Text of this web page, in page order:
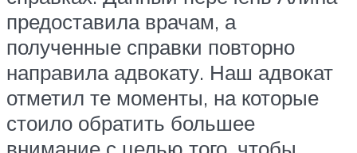
предоставила врачам, а
полученные справки повторно
направила адвокату. Наш адвокат
отметил те моменты, на которые
стоило обратить большее